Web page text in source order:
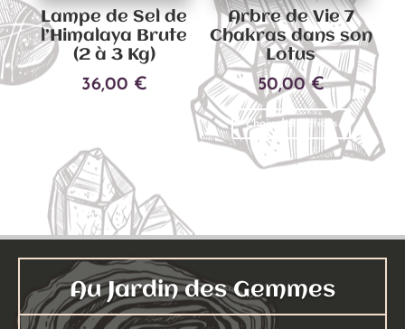
page
du
produit
Lampe de Sel de
l’Himalaya Brute
(2 à 3 Kg)
36,00 €
Arbre de Vie 7
Chakras dans son
Lotus
50,00€
Choix des options
Ce
produit
a
choisies
Au Jardin des Gemmes